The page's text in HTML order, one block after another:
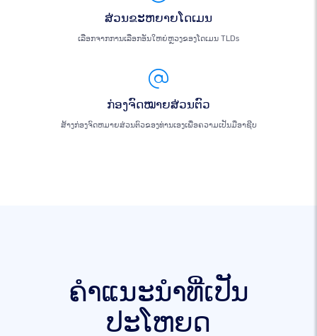
ສ່ວນຂະຫຍາຍໂດເມນ
ເລືອກຈາກການເລືອກອັນໃຫຍ່ຫຼວງຂອງໂດເມນ TLDs
ກ່ອງຈົດໝາຍສ່ວນຕົວ
ສ້າງກ່ອງຈົດຫມາຍສ່ວນຕົວຂອງທ່ານເອງເພື່ອຄວາມເປັນມືອາຊີບ
ຄໍາແນະນໍາທີ່ເປັນ
ປະໂຫຍດ